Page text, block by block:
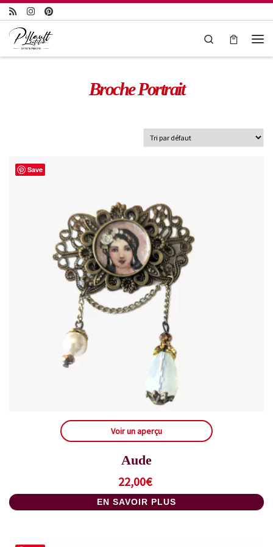
Passer au contenu
Search
Broche Portrait
Save
Voir un aperçu
Aude
22,00€
EN SAVOIR PLUS